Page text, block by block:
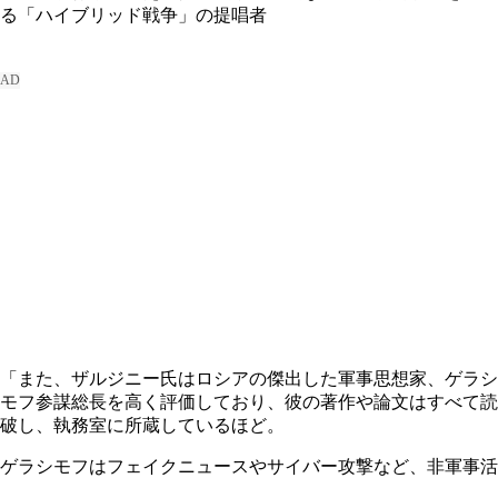
る「ハイブリッド戦争」の提唱者
「また、ザルジニー氏はロシアの傑出した軍事思想家、ゲラシ
モフ参謀総長を高く評価しており、彼の著作や論文はすべて読
破し、執務室に所蔵しているほど。
ゲラシモフはフェイクニュースやサイバー攻撃など、非軍事活